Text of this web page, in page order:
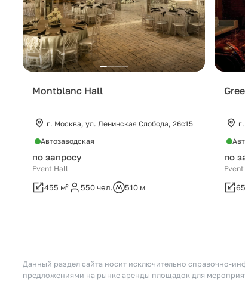
Montblanc Hall
г. Москва, ул. Ленинская Слобода, 26c15
Автозаводская
по запросу
Event Hall
455 м² 550 чел. 510 м
по
Данный раздел сайта носит исключительно справочно-
предложениями на рынке аренды площадок для